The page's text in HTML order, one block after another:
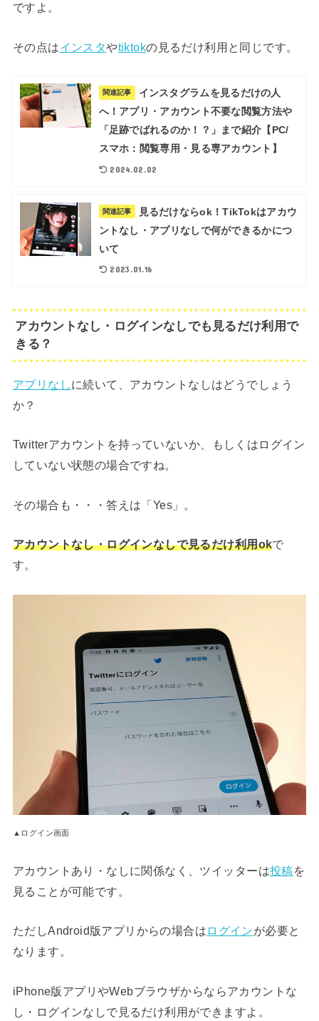
ですよ。
その点はインスタやtiktokの見るだけ利用と同じです。
関連記事
インスタグラムを見るだけの人
へ！アプリ・アカウント不要な閲覧方法や
「足跡でばれるのか！？」まで紹介【PC/
スマホ：閲覧専用・見る専アカウント】
2024.02.02
関連記事
見るだけならok！TikTokはアカウ
ントなし・アプリなしで何ができるかにつ
いて
2023.01.16
アカウントなし・ログインなしでも見るだけ利用で
きる？
アプリなしに続いて、アカウントなしはどうでしょう
か？
Twitterアカウントを持っていないか、もしくはログイン
していない状態の場合ですね。
その場合も・・・答えは「Yes」。
アカウントなし・ログインなしで見るだけ利用okで
す。
▲ログイン画面
アカウントあり・なしに関係なく、ツイッターは投稿を
見ることが可能です。
ただしAndroid版アプリからの場合は ログインが必要と
なります。
iPhone版アプリやWebブラウザからならアカウントな
し・ログインなしで見るだけ利用ができますよ。